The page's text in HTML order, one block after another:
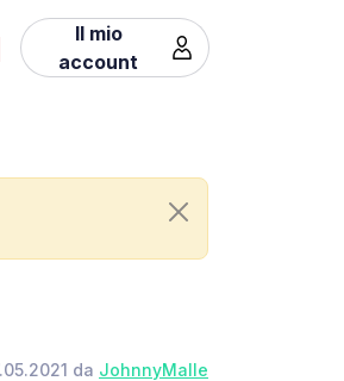
Il mio
account
da JohnnyMalle